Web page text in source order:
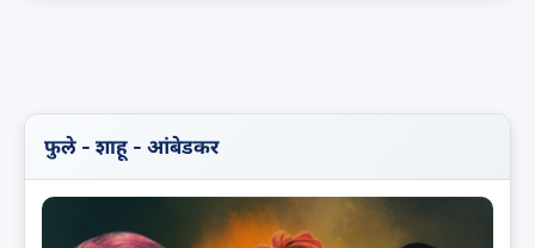
फुले - शाहू - आंबेडकर